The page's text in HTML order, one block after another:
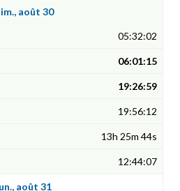
août 30
05:32:02
06:01:15
19:26:59
19:56:12
13h 25m 44s
12:44:07
août 31